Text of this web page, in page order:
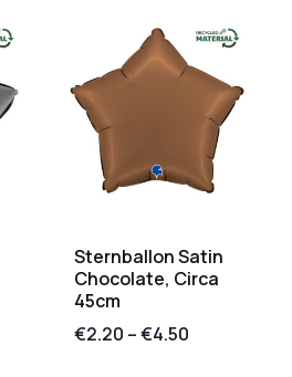
Sternballon Satin
Chocolate, Circa
45cm
€2.20 –€4.50